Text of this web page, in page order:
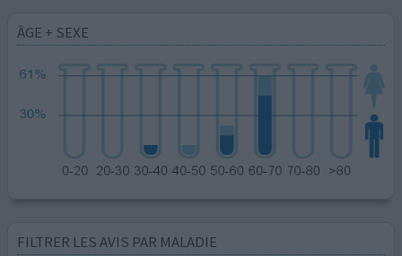
ÂGE + SEXE
FILTRER LES AVIS PAR MALADIE